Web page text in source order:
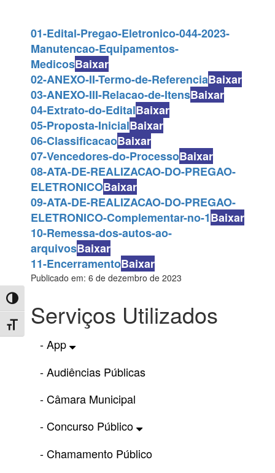
Toggle High Contrast
Toggle Font size
01-Edital-Pregao-Eletronico-044-2023-
Manutencao-Equipamentos-
MedicosBaixar
02-ANEXO-II-Termo-de-ReferenciaBaixar
03-ANEXO-III-Relacao-de-ItensBaixar
04-Extrato-do-EditalBaixar
05-Proposta-InicialBaixar
06-ClassificacaoBaixar
07-Vencedores-do-ProcessoBaixar
08-ATA-DE-REALIZACAO-DO-PREGAO-
ELETRONICOBaixar
09-ATA-DE-REALIZACAO-DO-PREGAO-
ELETRONICO-Complementar-no-1Baixar
10-Remessa-dos-autos-ao-
arquivosBaixar
11-EncerramentoBaixar
Publicado em: 6 de dezembro de 2023
Serviços Utilizados
- App
- Audiências Públicas
- Câmara Municipal
- Concurso Público
- Chamamento Público